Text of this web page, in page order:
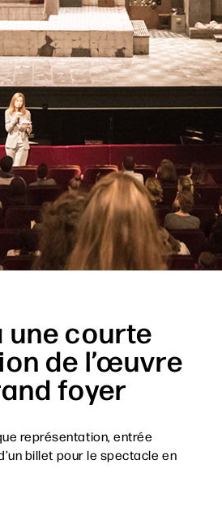
une courte
de l’œuvre
foyer
représentation, entrée
billet pour le spectacle en